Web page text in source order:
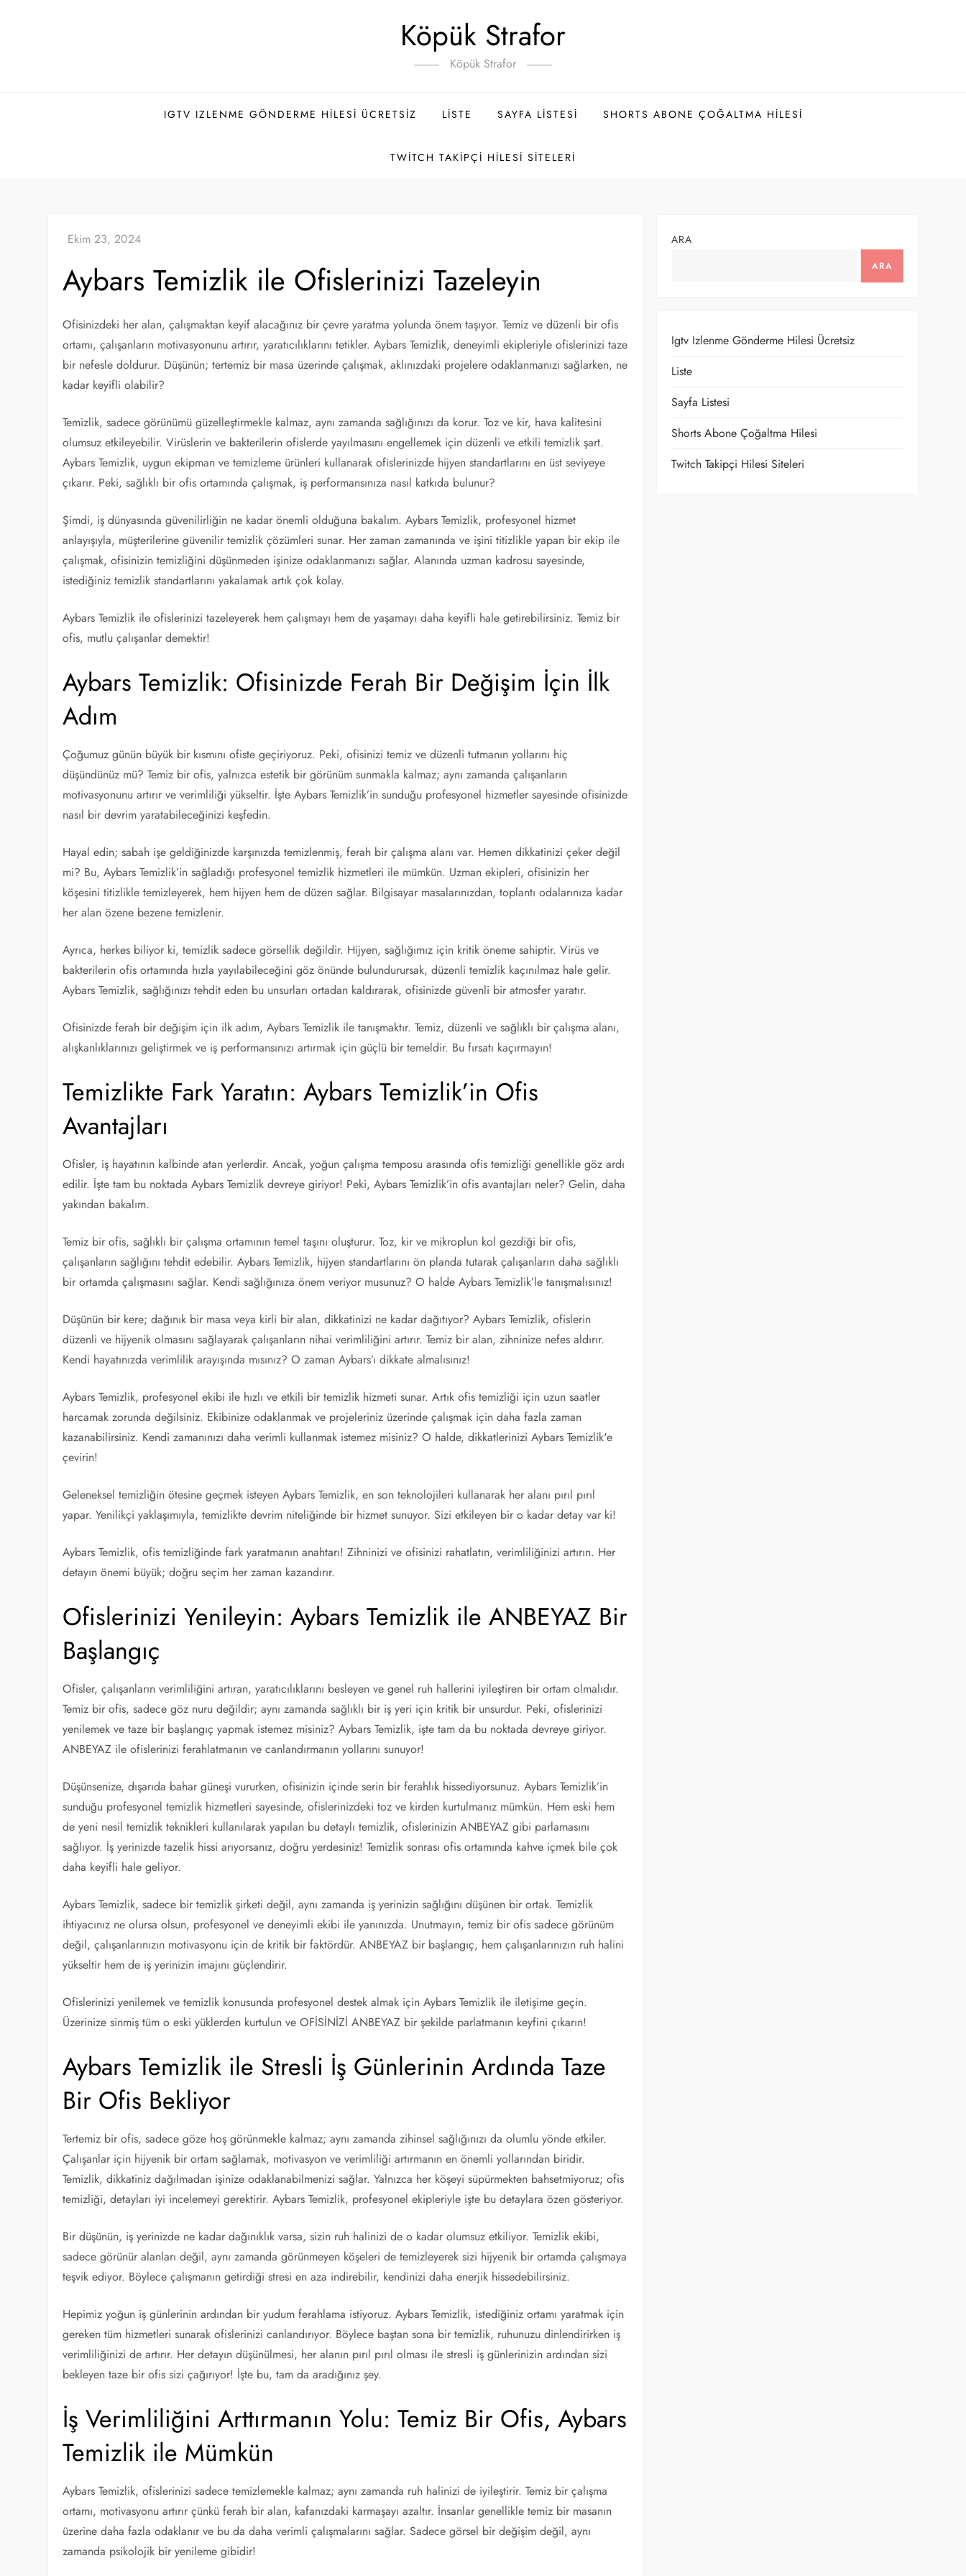
Köpük Strafor
Köpük Strafor
IGTV IZLENME GÖNDERME HILESI ÜCRETSIZ LISTE SAYFA LISTESI SHORTS ABONE ÇOĞALTMA HILESI
TWITCH TAKIPÇI HILESI SITELERI
Aybars Temizlik ile Ofislerinizi Tazeleyin
Ofisinizdeki her alan, çalışmaktan keyif alacağınız bir çevre yaratma yolunda önem taşıyor. Temiz ve düzenli bir ofis
ortamı, çalışanların motivasyonunu artırır, yaratıcılıklarını tetikler. Aybars Temizlik, deneyimli ekipleriyle ofislerinizi taze
bir nefesle doldurur. Düşünün; tertemiz bir masa üzerinde çalışmak, aklınızdaki projelere odaklanmanızı sağlarken, ne
kadar keyifli olabilir?
Temizlik, sadece görünümü güzelleştirmekle kalmaz, aynı zamanda sağlığınızı da korur. Toz ve kir, hava kalitesini
olumsuz etkileyebilir. Virüslerin ve bakterilerin ofislerde yayılmasını engellemek için düzenli ve etkili temizlik şart.
Aybars Temizlik, uygun ekipman ve temizleme ürünleri kullanarak ofislerinizde hijyen standartlarını en üst seviyeye
çıkarır. Peki, sağlıklı bir ofis ortamında çalışmak, iş performansınıza nasıl katkıda bulunur?
Şimdi, iş dünyasında güvenilirliğin ne kadar önemli olduğuna bakalım. Aybars Temizlik, profesyonel hizmet
anlayışıyla, müşterilerine güvenilir temizlik çözümleri sunar. Her zaman zamanında ve işini titizlikle yapan bir ekip ile
çalışmak, ofisinizin temizliğini düşünmeden işinize odaklanmanızı sağlar. Alanında uzman kadrosu sayesinde,
istediğiniz temizlik standartlarını yakalamak artık çok kolay.
Aybars Temizlik ile ofislerinizi tazeleyerek hem çalışmayı hem de yaşamayı daha keyifli hale getirebilirsiniz. Temiz bir
ofis, mutlu çalışanlar demektir!
Aybars Temizlik: Ofisinizde Ferah Bir Değişim İçin İlk
Adım
Çoğumuz günün büyük bir kısmını ofiste geçiriyoruz. Peki, ofisinizi temiz ve düzenli tutmanın yollarını hiç
düşündünüz mü? Temiz bir ofis, yalnızca estetik bir görünüm sunmakla kalmaz; aynı zamanda çalışanların
motivasyonunu artırır ve verimliliği yükseltir. İşte Aybars Temizlik’in sunduğu profesyonel hizmetler sayesinde ofisinizde
nasıl bir devrim yaratabileceğinizi keşfedin.
Hayal edin; sabah işe geldiğinizde karşınızda temizlenmiş, ferah bir çalışma alanı var. Hemen dikkatinizi çeker değil
mi? Bu, Aybars Temizlik’in sağladığı profesyonel temizlik hizmetleri ile mümkün. Uzman ekipleri, ofisinizin her
köşesini titizlikle temizleyerek, hem hijyen hem de düzen sağlar. Bilgisayar masalarınızdan, toplantı odalarınıza kadar
her alan özene bezene temizlenir.
Ayrıca, herkes biliyor ki, temizlik sadece görsellik değildir. Hijyen, sağlığımız için kritik öneme sahiptir. Virüs ve
bakterilerin ofis ortamında hızla yayılabileceğini göz önünde bulundurursak, düzenli temizlik kaçınılmaz hale gelir.
Aybars Temizlik, sağlığınızı tehdit eden bu unsurları ortadan kaldırarak, ofisinizde güvenli bir atmosfer yaratır.
Ofisinizde ferah bir değişim için ilk adım, Aybars Temizlik ile tanışmaktır. Temiz, düzenli ve sağlıklı bir çalışma alanı,
alışkanlıklarınızı geliştirmek ve iş performansınızı artırmak için güçlü bir temeldir. Bu fırsatı kaçırmayın!
Temizlikte Fark Yaratın: Aybars Temizlik’in Ofis
Avantajları
Ofisler, iş hayatının kalbinde atan yerlerdir. Ancak, yoğun çalışma temposu arasında ofis temizliği genellikle göz ardı
edilir. İşte tam bu noktada Aybars Temizlik devreye giriyor! Peki, Aybars Temizlik’in ofis avantajları neler? Gelin, daha
yakından bakalım.
Temiz bir ofis, sağlıklı bir çalışma ortamının temel taşını oluşturur. Toz, kir ve mikroplun kol gezdiği bir ofis,
çalışanların sağlığını tehdit edebilir. Aybars Temizlik, hijyen standartlarını ön planda tutarak çalışanların daha sağlıklı
bir ortamda çalışmasını sağlar. Kendi sağlığınıza önem veriyor musunuz? O halde Aybars Temizlik’le tanışmalısınız!
Düşünün bir kere; dağınık bir masa veya kirli bir alan, dikkatinizi ne kadar dağıtıyor? Aybars Temizlik, ofislerin
düzenli ve hijyenik olmasını sağlayarak çalışanların nihai verimliliğini artırır. Temiz bir alan, zihninize nefes aldırır.
Kendi hayatınızda verimlilik arayışında mısınız? O zaman Aybars’ı dikkate almalısınız!
Aybars Temizlik, profesyonel ekibi ile hızlı ve etkili bir temizlik hizmeti sunar. Artık ofis temizliği için uzun saatler
harcamak zorunda değilsiniz. Ekibinize odaklanmak ve projeleriniz üzerinde çalışmak için daha fazla zaman
kazanabilirsiniz. Kendi zamanınızı daha verimli kullanmak istemez misiniz? O halde, dikkatlerinizi Aybars Temizlik'e
çevirin!
Geleneksel temizliğin ötesine geçmek isteyen Aybars Temizlik, en son teknolojileri kullanarak her alanı pırıl pırıl
yapar. Yenilikçi yaklaşımıyla, temizlikte devrim niteliğinde bir hizmet sunuyor. Sizi etkileyen bir o kadar detay var ki!
Aybars Temizlik, ofis temizliğinde fark yaratmanın anahtarı! Zihninizi ve ofisinizi rahatlatın, verimliliğinizi artırın. Her
detayın önemi büyük; doğru seçim her zaman kazandırır.
Ofislerinizi Yenileyin: Aybars Temizlik ile ANBEYAZ Bir
Başlangıç
Ofisler, çalışanların verimliliğini artıran, yaratıcılıklarını besleyen ve genel ruh hallerini iyileştiren bir ortam olmalıdır.
Temiz bir ofis, sadece göz nuru değildir; aynı zamanda sağlıklı bir iş yeri için kritik bir unsurdur. Peki, ofislerinizi
yenilemek ve taze bir başlangıç yapmak istemez misiniz? Aybars Temizlik, işte tam da bu noktada devreye giriyor.
ANBEYAZ ile ofislerinizi ferahlatmanın ve canlandırmanın yollarını sunuyor!
Düşünsenize, dışarıda bahar güneşi vururken, ofisinizin içinde serin bir ferahlık hissediyorsunuz. Aybars Temizlik’in
sunduğu profesyonel temizlik hizmetleri sayesinde, ofislerinizdeki toz ve kirden kurtulmanız mümkün. Hem eski hem
de yeni nesil temizlik teknikleri kullanılarak yapılan bu detaylı temizlik, ofislerinizin ANBEYAZ gibi parlamasını
sağlıyor. İş yerinizde tazelik hissi arıyorsanız, doğru yerdesiniz! Temizlik sonrası ofis ortamında kahve içmek bile çok
daha keyifli hale geliyor.
Aybars Temizlik, sadece bir temizlik şirketi değil, aynı zamanda iş yerinizin sağlığını düşünen bir ortak. Temizlik
ihtiyacınız ne olursa olsun, profesyonel ve deneyimli ekibi ile yanınızda. Unutmayın, temiz bir ofis sadece görünüm
değil, çalışanlarınızın motivasyonu için de kritik bir faktördür. ANBEYAZ bir başlangıç, hem çalışanlarınızın ruh halini
yükseltir hem de iş yerinizin imajını güçlendirir.
Ofislerinizi yenilemek ve temizlik konusunda profesyonel destek almak için Aybars Temizlik ile iletişime geçin.
Üzerinize sinmiş tüm o eski yüklerden kurtulun ve OFİSİNİZİ ANBEYAZ bir şekilde parlatmanın keyfini çıkarın!
Aybars Temizlik ile Stresli İş Günlerinin Ardında Taze
Bir Ofis Bekliyor
Tertemiz bir ofis, sadece göze hoş görünmekle kalmaz; aynı zamanda zihinsel sağlığınızı da olumlu yönde etkiler.
Çalışanlar için hijyenik bir ortam sağlamak, motivasyon ve verimliliği artırmanın en önemli yollarından biridir.
Temizlik, dikkatiniz dağılmadan işinize odaklanabilmenizi sağlar. Yalnızca her köşeyi süpürmekten bahsetmiyoruz; ofis
temizliği, detayları iyi incelemeyi gerektirir. Aybars Temizlik, profesyonel ekipleriyle işte bu detaylara özen gösteriyor.
Bir düşünün, iş yerinizde ne kadar dağınıklık varsa, sizin ruh halinizi de o kadar olumsuz etkiliyor. Temizlik ekibi,
sadece görünür alanları değil, aynı zamanda görünmeyen köşeleri de temizleyerek sizi hijyenik bir ortamda çalışmaya
teşvik ediyor. Böylece çalışmanın getirdiği stresi en aza indirebilir, kendinizi daha enerjik hissedebilirsiniz.
Hepimiz yoğun iş günlerinin ardından bir yudum ferahlama istiyoruz. Aybars Temizlik, istediğiniz ortamı yaratmak için
gereken tüm hizmetleri sunarak ofislerinizi canlandırıyor. Böylece baştan sona bir temizlik, ruhunuzu dinlendirirken iş
verimliliğinizi de artırır. Her detayın düşünülmesi, her alanın pırıl pırıl olması ile stresli iş günlerinizin ardından sizi
bekleyen taze bir ofis sizi çağırıyor! İşte bu, tam da aradığınız şey.
İş Verimliliğini Arttırmanın Yolu: Temiz Bir Ofis, Aybars
Temizlik ile Mümkün
Aybars Temizlik, ofislerinizi sadece temizlemekle kalmaz; aynı zamanda ruh halinizi de iyileştirir. Temiz bir çalışma
ortamı, motivasyonu artırır çünkü ferah bir alan, kafanızdaki karmaşayı azaltır. İnsanlar genellikle temiz bir masanın
üzerine daha fazla odaklanır ve bu da daha verimli çalışmalarını sağlar. Sadece görsel bir değişim değil, aynı
zamanda psikolojik bir yenileme gibidir!
ARA
ARA
Igtv Izlenme Gönderme Hilesi Ücretsiz
Liste
Sayfa Listesi
Shorts Abone Çoğaltma Hilesi
Twitch Takipçi Hilesi Siteleri